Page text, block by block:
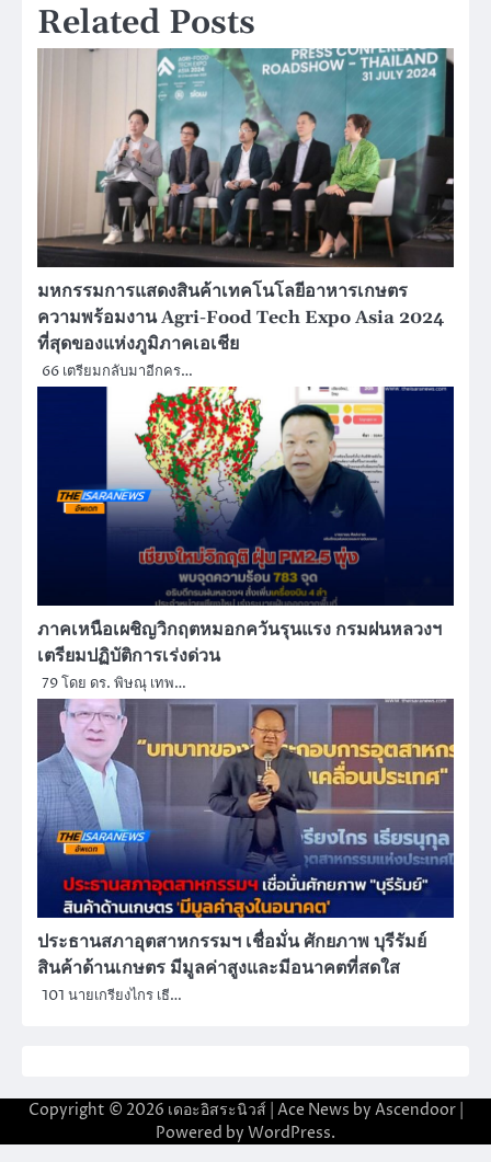
Related Posts
มหกรรมการแสดงสินค้าเทคโนโลยีอาหารเกษตร
ความพร้อมงาน Agri-Food Tech Expo Asia 2024
ที่สุดของแห่งภูมิภาคเอเชีย
66 เตรียมกลับมาอีกคร…
ภาคเหนือเผชิญวิกฤตหมอกควันรุนแรง กรมฝนหลวงฯ
เตรียมปฏิบัติการเร่งด่วน
79 โดย ดร. พิษณุ เทพ…
ประธานสภาอุตสาหกรรมฯ เชื่อมั่น ศักยภาพ บุรีรัมย์
สินค้าด้านเกษตร มีมูลค่าสูงและมีอนาคตที่สดใส
101 นายเกรียงไกร เธี…
Copyright © 2026 เดอะอิสระนิวส์ | Ace News by Ascendoor|
Powered by WordPress.